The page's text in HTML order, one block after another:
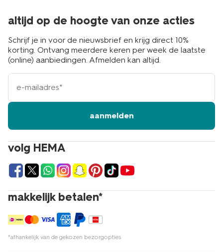
volg HEMA
makkelijk betalen*
*afhankelijk van de gekozen bezorgopties
altijd op de hoogte van onze acties
Schrijf je in voor de nieuwsbrief en krijg direct 10%
korting. Ontvang meerdere keren per week de laatste
(online) aanbiedingen. Afmelden kan altijd.
e-
mailadres
aanmelden